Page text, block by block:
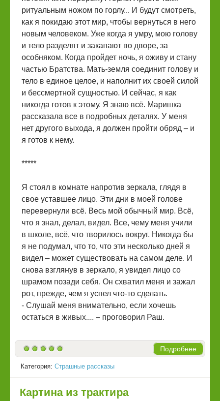
ритуальным ножом по горлу... И будут смотреть,
как я покидаю этот мир, чтобы вернуться в него
новым человеком. Уже когда я умру, мою голову
и тело разделят и закапают во дворе, за
особняком. Когда пройдет ночь, я оживу и стану
частью Братства. Мать-земля соединит голову и
тело в единое целое, и наполнит их своей силой
и бессмертной сущностью. И сейчас, я как
никогда готов к этому. Я знаю всё. Маришка
рассказала все в подробных деталях. У меня
нет другого выхода, я должен пройти обряд – и
я готов к нему.
*****
Я стоял в комнате напротив зеркала, глядя в
свое уставшее лицо. Эти дни в моей голове
перевернули всё. Весь мой обычный мир. Всё,
что я знал, делал, видел. Все, чему меня учили
в школе, всё, что творилось вокруг. Никогда бы
я не подумал, что то, что эти несколько дней я
видел – может существовать на самом деле. И
снова взглянув в зеркало, я увидел лицо со
шрамом позади себя. Он схватил меня и зажал
рот, прежде, чем я успел что-то сделать.
- Слушай меня внимательно, если хочешь
остаться в живых.... – проговорил Раш.
Подробнее
Категория: Страшные рассказы
Картина из трактира